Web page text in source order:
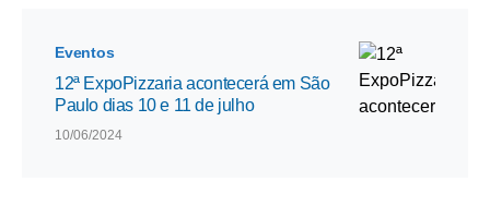
Eventos
12ª ExpoPizzaria acontecerá em São
Paulo dias 10 e 11 de julho
10/06/2024